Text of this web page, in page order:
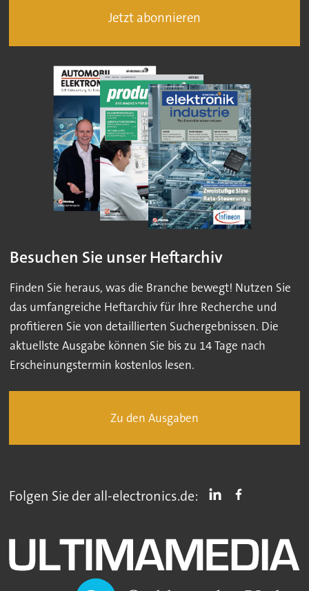
Jetzt abonnieren
Besuchen Sie unser Heftarchiv
Finden Sie heraus, was die Branche bewegt! Nutzen Sie
das umfangreiche Heftarchiv für Ihre Recherche und
profitieren Sie von detaillierten Suchergebnissen. Die
aktuellste Ausgabe können Sie bis zu 14 Tage nach
Erscheinungstermin kostenlos lesen.
Zu den Ausgaben
Folgen Sie der all-electronics.de: